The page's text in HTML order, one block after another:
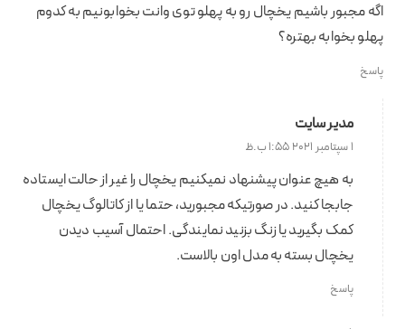
اگه مجبور باشیم یخچال رو به پهلو توی وانت بخوابونیم به کدوم
پهلو بخوابه بهتره؟
پاسخ
مدیر سایت
1 سپتامبر 2021 1:55 ب.ظ
به هیچ عنوان پیشنهاد نمیکنیم یخچال را غیر از حالت ایستاده
جابجا کنید. در صورتیکه مجبورید، حتما یا از کاتالوگ یخچال
کمک بگیرید یا زنگ بزنید نمایندگی. احتمال آسیب دیدن
یخچال بسته به مدل اون بالاست.
پاسخ